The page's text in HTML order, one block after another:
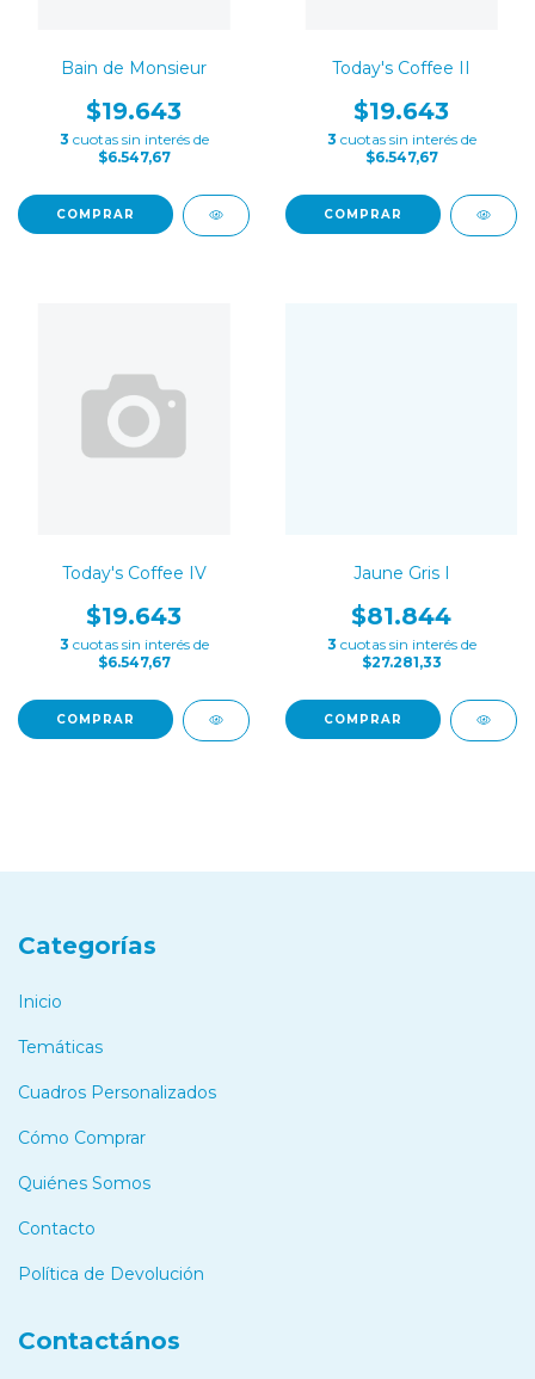
Bain de Monsieur
$19.643
3 cuotas sin interés de
$6.547,67
COMPRAR
Today's Coffee II
$19.643
3 cuotas sin interés de
$6.547,67
COMPRAR
Today's Coffee IV
$19.643
3 cuotas sin interés de
$6.547,67
COMPRAR
Jaune Gris I
$81.844
3 cuotas sin interés de
$27.281,33
COMPRAR
Categorías
Inicio
Temáticas
Cuadros Personalizados
Cómo Comprar
Quiénes Somos
Contacto
Política de Devolución
Contactános